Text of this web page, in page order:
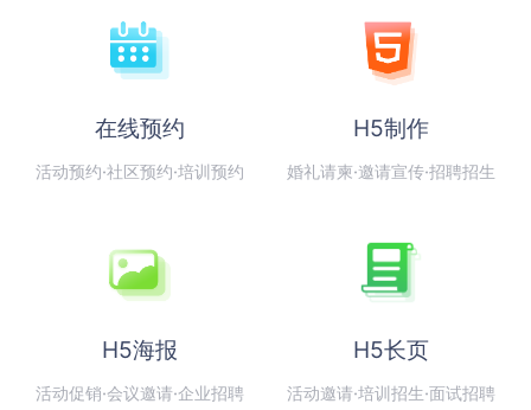
在线预约
活动预约·社区预约·培训预约
H5制作
婚礼请柬·邀请宣传·招聘招生
H5海报
活动促销·会议邀请·企业招聘
H5长页
活动邀请·培训招生·面试招聘